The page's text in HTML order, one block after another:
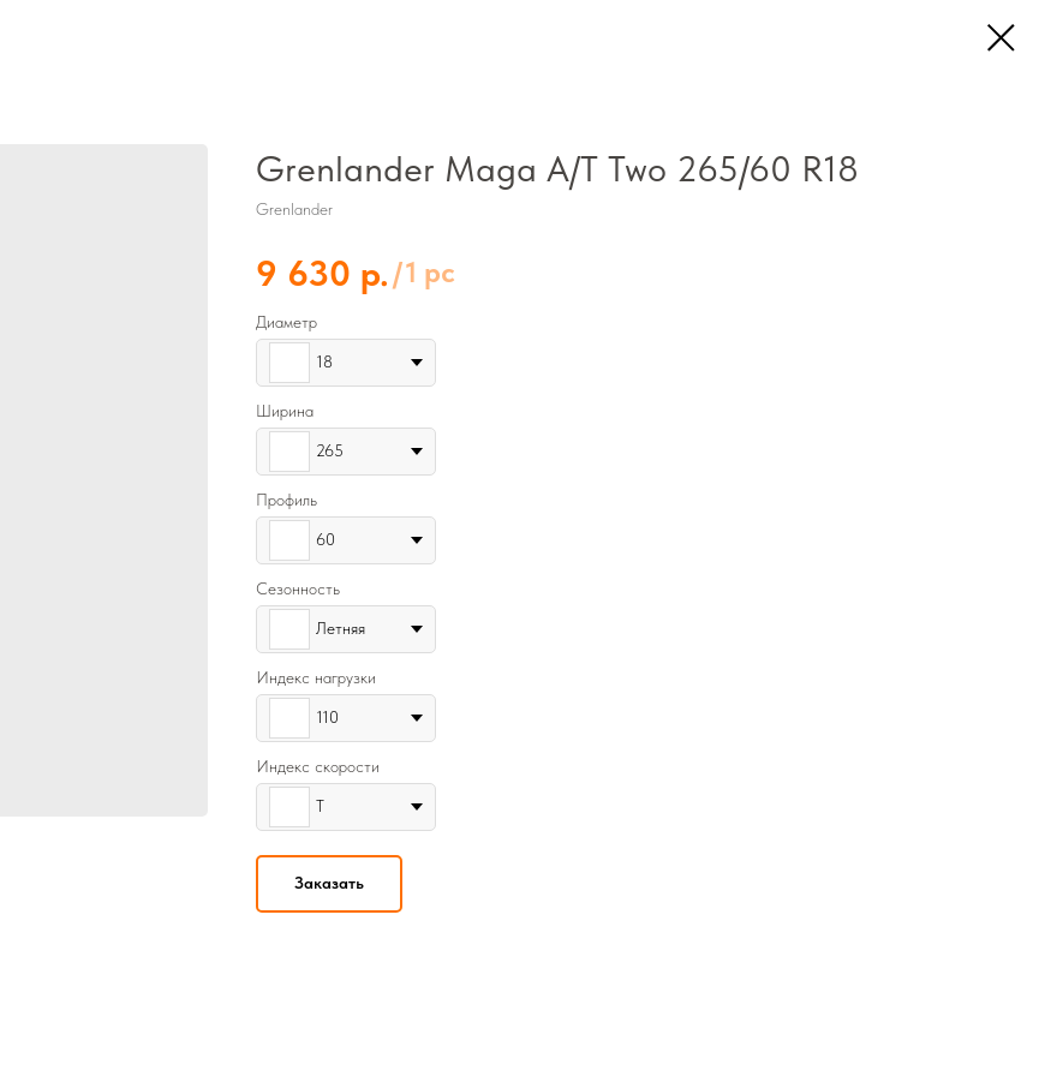
Grenlander Maga A/T Two 265/60 R18
Grenlander
9 630 р. /1 pc
Диаметр
18
Ширина
265
Профиль
60
Сезонность
Летняя
Индекс нагрузки
110
Индекс скорости
T
Заказать